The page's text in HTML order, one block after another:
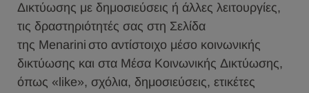
Δικτύωσης με δημοσιεύσεις ή άλλες λειτουργίες,
τις δραστηριότητές σας στη Σελίδα
της Menarini στο αντίστοιχο μέσο κοινωνικής
δικτύωσης και στα Μέσα Κοινωνικής Δικτύωσης,
όπως «like», σχόλια, δημοσιεύσεις, ετικέτες